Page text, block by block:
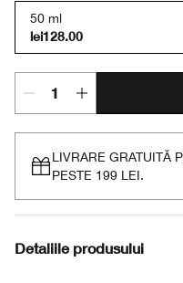
50 ml
lei128.00
LIVRARE GRATUITĂ
PESTE 199 LEI.
Detaliile produsului